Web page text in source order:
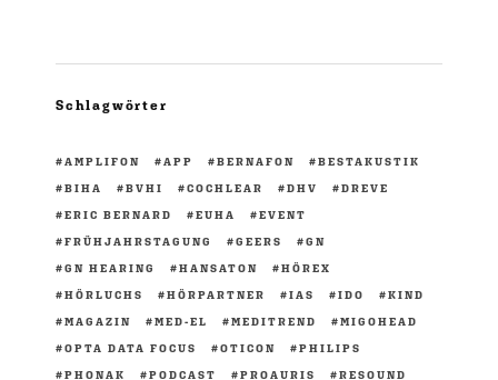
Schlagwörter
AMPLIFON APP BERNAFON
BESTAKUSTIK
BIHA
BVHI COCHLEAR DHV
DREVE
ERIC BERNARD
EUHA
EVENT
FRÜHJAHRSTAGUNG
GEERS
GN
GN HEARING
HANSATON
HÖREX
HÖRLUCHS
HÖRPARTNER IAS IDO
KIND
MAGAZIN
MED-EL MEDITREND
MIGOHEAD
OPTA DATA FOCUS
OTICON
PHILIPS
PHONAK
PODCAST PROAURIS
RESOUND